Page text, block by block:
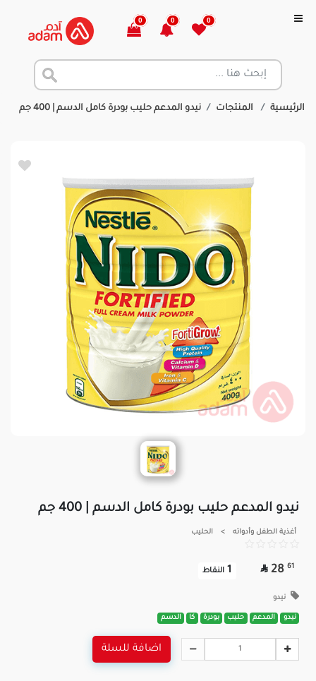
0
0
0
الرئيسية المنتجات نيدو المدعم حليب بودرة كامل الدسم | 400 جم
نيدو المدعم حليب بودرة كامل الدسم | 400 جم
أغذية الطفل وأدواته > الحليب
61
28

1 النقاط
نيدو
نيدو المدعم حليب بودرة كا الدسم
اضافة للسلة